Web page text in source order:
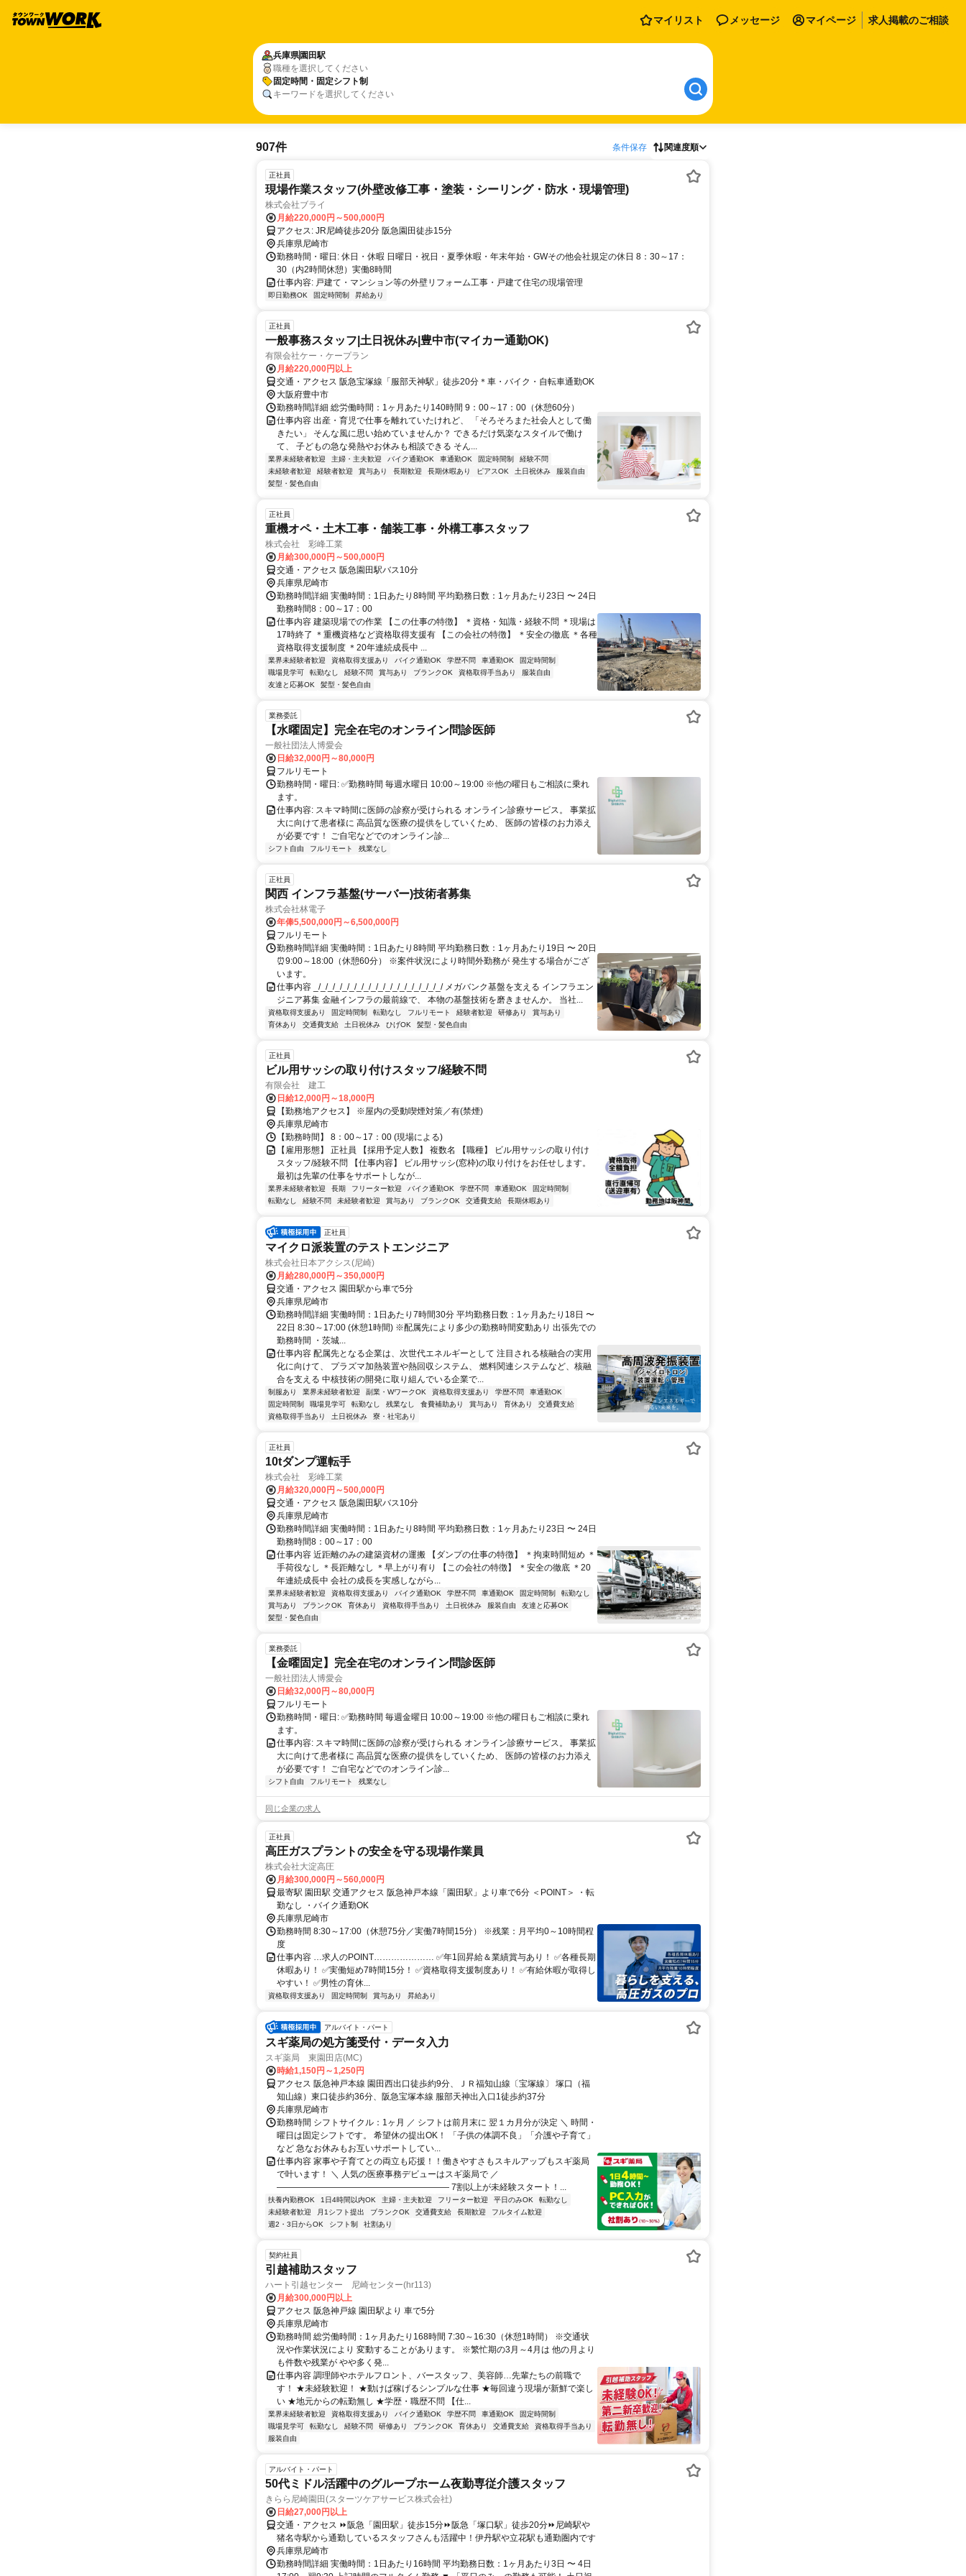
マイリスト メッセージ マイページ 求人掲載のご相談
兵庫県 園田駅
職種を選択してください
固定時間・固定シフト制
キーワードを選択してください
907件 条件保存 関連度順
正社員
現場作業スタッフ(外壁改修工事・塗装・シーリング・防水・現場管理)
株式会社ブライ
月給220,000円～500,000円
アクセス: JR尼崎徒歩20分 阪急園田徒歩15分
兵庫県尼崎市
勤務時間・曜日: 休日・休暇 日曜日・祝日・夏季休暇・年末年始・GWその他会社規定の休日 8：30～17：
30（内2時間休憩）実働8時間
仕事内容: 戸建て・マンション等の外壁リフォーム工事・戸建て住宅の現場管理
即日勤務OK 固定時間制 昇給あり
正社員
一般事務スタッフ|土日祝休み|豊中市(マイカー通勤OK)
有限会社ケー・ケープラン
月給220,000円以上
交通・アクセス 阪急宝塚線「服部天神駅」徒歩20分＊車・バイク・自転車通勤OK
大阪府豊中市
勤務時間詳細 総労働時間：1ヶ月あたり140時間 9：00～17：00（休憩60分）
仕事内容 出産・育児で仕事を離れていたけれど、 「そろそろまた社会人として働
きたい」 そんな風に思い始めていませんか？ できるだけ気楽なスタイルで働け
て、 子どもの急な発熱やお休みも相談できる そん...
業界未経験者歓迎 主婦・主夫歓迎 バイク通勤OK 車通勤OK 固定時間制
経験不問
未経験者歓迎
経験者歓迎 賞与あり 長期歓迎 長期休暇あり ピアスOK 土日祝休み
服装自由
髪型・髪色自由
正社員
重機オペ・土木工事・舗装工事・外構工事スタッフ
株式会社 彩峰工業
月給300,000円～500,000円
交通・アクセス 阪急園田駅バス10分
兵庫県尼崎市
勤務時間詳細 実働時間：1日あたり8時間 平均勤務日数：1ヶ月あたり23日 〜 24日
勤務時間8：00～17：00
仕事内容 建築現場での作業 【この仕事の特徴】 ＊資格・知識・経験不問 ＊現場は
17時終了 ＊重機資格など資格取得支援有 【この会社の特徴】 ＊安全の徹底 ＊各種
資格取得支援制度 ＊20年連続成長中 ...
業界未経験者歓迎 資格取得支援あり バイク通勤OK 学歴不問 車通勤OK
固定時間制
職場見学可
転勤なし 経験不問 賞与あり ブランクOK 資格取得手当あり
服装自由
友達と応募OK
髪型・髪色自由
業務委託
【水曜固定】完全在宅のオンライン問診医師
一般社団法人博愛会
日給32,000円～80,000円
フルリモート
勤務時間・曜日: ✅勤務時間 毎週水曜日 10:00～19:00 ※他の曜日もご相談に乗れ
ます。
仕事内容: スキマ時間に医師の診察が受けられる オンライン診療サービス。 事業拡
大に向けて患者様に 高品質な医療の提供をしていくため、 医師の皆様のお力添え
が必要です！ ご自宅などでのオンライン診...
シフト自由 フルリモート 残業なし
正社員
関西 インフラ基盤(サーバー)技術者募集
株式会社林電子
年俸5,500,000円～6,500,000円
フルリモート
勤務時間詳細 実働時間：1日あたり8時間 平均勤務日数：1ヶ月あたり19日 〜 20日
⏰9:00～18:00（休憩60分） ※案件状況により時間外勤務が 発生する場合がござ
います。
仕事内容 _/_/_/_/_/_/_/_/_/_/_/_/_/_/_/_/_/_/ メガバンク基盤を支える インフラエン
ジニア募集 金融インフラの最前線で、 本物の基盤技術を磨きませんか。 当社...
資格取得支援あり 固定時間制 転勤なし フルリモート 経験者歓迎 研修あり
賞与あり
育休あり
交通費支給 土日祝休み ひげOK 髪型・髪色自由
正社員
ビル用サッシの取り付けスタッフ/経験不問
有限会社 建工
日給12,000円～18,000円
【勤務地アクセス】 ※屋内の受動喫煙対策／有(禁煙)
兵庫県尼崎市
【勤務時間】 8：00～17：00 (現場による)
【雇用形態】 正社員 【採用予定人数】 複数名 【職種】 ビル用サッシの取り付け
スタッフ/経験不問 【仕事内容】 ビル用サッシ(窓枠)の取り付けをお任せします。
最初は先輩の仕事をサポートしなが...
業界未経験者歓迎 長期 フリーター歓迎 バイク通勤OK 学歴不問 車通勤OK
固定時間制
転勤なし
経験不問 未経験者歓迎 賞与あり ブランクOK 交通費支給 長期休暇あり
正社員
マイクロ派装置のテストエンジニア
株式会社日本アクシス(尼崎)
月給280,000円～350,000円
交通・アクセス 園田駅から車で5分
兵庫県尼崎市
勤務時間詳細 実働時間：1日あたり7時間30分 平均勤務日数：1ヶ月あたり18日 〜
22日 8:30～17:00 (休憩1時間) ※配属先により多少の勤務時間変動あり 出張先での
勤務時間 ・茨城...
仕事内容 配属先となる企業は、次世代エネルギーとして 注目される核融合の実用
化に向けて、 プラズマ加熱装置や熱回収システム、 燃料関連システムなど、核融
合を支える 中核技術の開発に取り組んでいる企業で...
制服あり 業界未経験者歓迎 副業・WワークOK 資格取得支援あり 学歴不問
車通勤OK
固定時間制
職場見学可 転勤なし 残業なし 食費補助あり 賞与あり 育休あり
交通費支給
資格取得手当あり
土日祝休み 寮・社宅あり
正社員
10tダンプ運転手
株式会社 彩峰工業
月給320,000円～500,000円
交通・アクセス 阪急園田駅バス10分
兵庫県尼崎市
勤務時間詳細 実働時間：1日あたり8時間 平均勤務日数：1ヶ月あたり23日 〜 24日
勤務時間8：00～17：00
仕事内容 近距離のみの建築資材の運搬 【ダンプの仕事の特徴】 ＊拘束時間短め ＊
手荷役なし ＊長距離なし ＊早上がり有り 【この会社の特徴】 ＊安全の徹底 ＊20
年連続成長中 会社の成長を実感しながら...
業界未経験者歓迎 資格取得支援あり バイク通勤OK 学歴不問 車通勤OK 固定時間制
転勤なし
賞与あり
ブランクOK 育休あり 資格取得手当あり 土日祝休み 服装自由
友達と応募OK
髪型・髪色自由
業務委託
【金曜固定】完全在宅のオンライン問診医師
一般社団法人博愛会
日給32,000円～80,000円
フルリモート
勤務時間・曜日: ✅勤務時間 毎週金曜日 10:00～19:00 ※他の曜日もご相談に乗れ
ます。
仕事内容: スキマ時間に医師の診察が受けられる オンライン診療サービス。 事業拡
大に向けて患者様に 高品質な医療の提供をしていくため、 医師の皆様のお力添え
が必要です！ ご自宅などでのオンライン診...
シフト自由 フルリモート 残業なし
同じ企業の求人
正社員
高圧ガスプラントの安全を守る現場作業員
株式会社大淀高圧
月給300,000円～560,000円
最寄駅 園田駅 交通アクセス 阪急神戸本線「園田駅」より車で6分 ＜POINT＞ ・転
勤なし ・バイク通勤OK
兵庫県尼崎市
勤務時間 8:30～17:00（休憩75分／実働7時間15分） ※残業：月平均0～10時間程
度
仕事内容 …求人のPOINT………………… ✅年1回昇給＆業績賞与あり！ ✅各種長期
休暇あり！ ✅実働短め7時間15分！ ✅資格取得支援制度あり！ ✅有給休暇が取得し
やすい！ ✅男性の育休...
資格取得支援あり 固定時間制 賞与あり 昇給あり
アルバイト・パート
スギ薬局の処方箋受付・データ入力
スギ薬局 東園田店(MC)
時給1,150円～1,250円
アクセス 阪急神戸本線 園田西出口徒歩約9分、ＪＲ福知山線〔宝塚線〕 塚口（福
知山線）東口徒歩約36分、阪急宝塚本線 服部天神出入口1徒歩約37分
兵庫県尼崎市
勤務時間 シフトサイクル：1ヶ月 ／ シフトは前月末に 翌１カ月分が決定 ＼ 時間・
曜日は固定シフトです。 希望休の提出OK！ 「子供の体調不良」「介護や子育て」
など 急なお休みもお互いサポートしてい...
仕事内容 家事や子育てとの両立も応援！！働きやすさもスキルアップもスギ薬局
で叶います！ ＼ 人気の医療事務デビューはスギ薬局で ／
―――――――――――――――――――― 7割以上が未経験スタート！...
扶養内勤務OK 1日4時間以内OK 主婦・主夫歓迎 フリーター歓迎 平日のみOK
転勤なし
未経験者歓迎
月1シフト提出 ブランクOK 交通費支給 長期歓迎
フルタイム歓迎
週2・3日からOK
シフト制 社割あり
契約社員
引越補助スタッフ
ハート引越センター 尼崎センター(hr113)
月給300,000円以上
アクセス 阪急神戸線 園田駅より 車で5分
兵庫県尼崎市
勤務時間 総労働時間：1ヶ月あたり168時間 7:30～16:30（休憩1時間） ※交通状
況や作業状況により 変動することがあります。 ※繁忙期の3月～4月は 他の月より
も件数や残業が やや多く発...
仕事内容 調理師やホテルフロント、バースタッフ、美容師…先輩たちの前職で
す！ ★未経験歓迎！ ★動けば稼げるシンプルな仕事 ★毎回違う現場が新鮮で楽し
い ★地元からの転勤無し ★学歴・職歴不問 【仕...
業界未経験者歓迎 資格取得支援あり バイク通勤OK 学歴不問 車通勤OK
固定時間制
職場見学可
転勤なし 経験不問 研修あり ブランクOK 育休あり 交通費支給
資格取得手当あり
服装自由
アルバイト・パート
50代ミドル活躍中のグループホーム夜勤専従介護スタッフ
きらら尼崎園田(スターツケアサービス株式会社)
日給27,000円以上
交通・アクセス ⏩阪急「園田駅」徒歩15分⏩阪急「塚口駅」徒歩20分⏩尼崎駅や
猪名寺駅から通勤しているスタッフさんも活躍中！伊丹駅や立花駅も通勤圏内です
兵庫県尼崎市
勤務時間詳細 実働時間：1日あたり16時間 平均勤務日数：1ヶ月あたり3日 〜 4日